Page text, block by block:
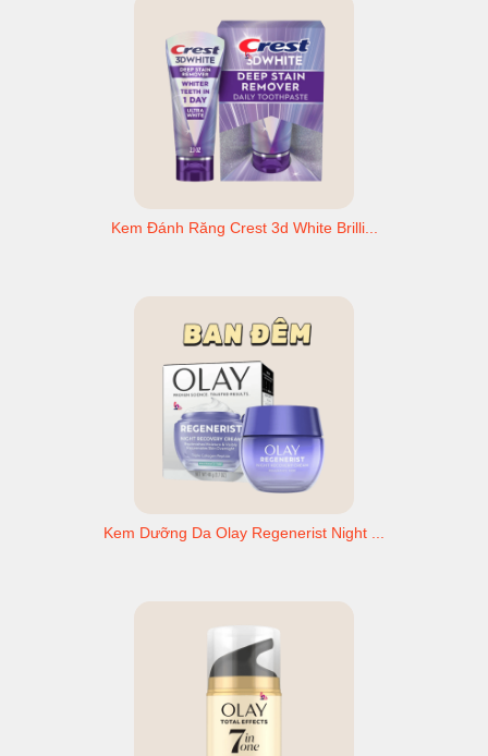
Kem Đánh Răng Crest 3d White Brilli...
Kem Dưỡng Da Olay Regenerist Night ...